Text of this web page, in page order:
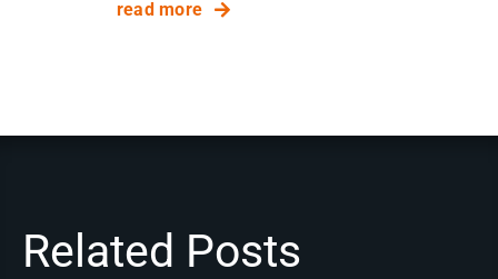
read more
Related Posts